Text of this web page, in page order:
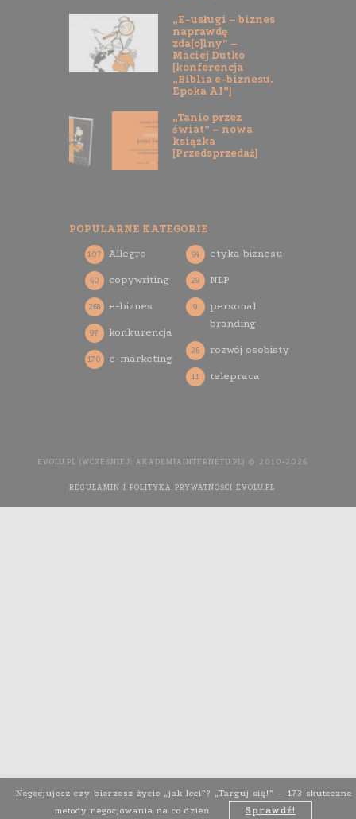
„E-usługi – biznes
naprawdę
zda[o]lny” –
Maciej Dutko
[konferencja
„Biblia e-biznesu.
Epoka AI”]
„Tanio przez
świat” – nowa
książka
[Przedsprzedaż]
POPULARNE KATEGORIE
Allegro
107
copywriting
60
e-biznes
268
konkurencja
97
e-marketing
170
etyka biznesu
94
NLP
29
personal
branding
9
rozwój osobisty
26
telepraca
11
EVOLU.PL (WCZEŚNIEJ: AKADEMIAINTERNETU.PL) © 2010-2026
REGULAMIN I POLITYKA PRYWATNOŚCI EVOLU.PL
Negocjujesz czy bierzesz życie „jak leci”? „Targuj się!” – 173 skuteczne
metody negocjowania na co dzień
Sprawdź!